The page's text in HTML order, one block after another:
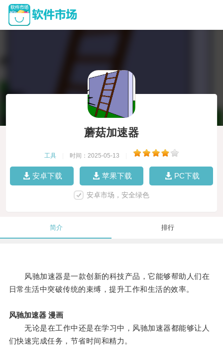
蘑菇加速器
工具 时间：2025-05-13
安卓下载 苹果下载 PC下载
安卓市场，安全绿色
简介 排行
风驰加速器是一款创新的科技产品，它能够帮助人们在
日常生活中突破传统的束缚，提升工作和生活的效率。
风驰加速器 漫画
无论是在工作中还是在学习中，风驰加速器都能够让人
们快速完成任务，节省时间和精力。